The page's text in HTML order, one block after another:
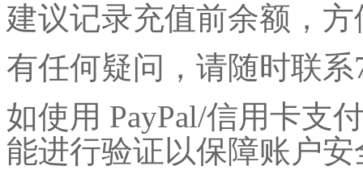
建议记录充值前余额，
有任何疑问，请随时联系
如使用 PayPal/信用卡支
能进行验证以保障账户安